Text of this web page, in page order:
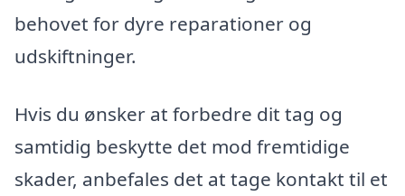
behovet for dyre reparationer og
udskiftninger.
Hvis du ønsker at forbedre dit tag og
samtidig beskytte det mod fremtidige
skader, anbefales det at tage kontakt til et